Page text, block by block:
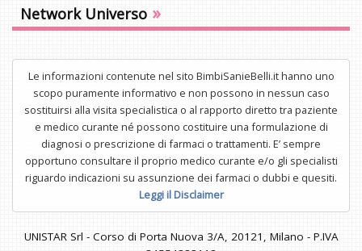
Network Universo »
Le informazioni contenute nel sito BimbiSanieBelli.it hanno uno
scopo puramente informativo e non possono in nessun caso
sostituirsi alla visita specialistica o al rapporto diretto tra paziente
e medico curante né possono costituire una formulazione di
diagnosi o prescrizione di farmaci o trattamenti. E’ sempre
opportuno consultare il proprio medico curante e/o gli specialisti
riguardo indicazioni su assunzione dei farmaci o dubbi e quesiti.
Leggi il Disclaimer
UNISTAR Srl - Corso di Porta Nuova 3/A, 20121, Milano - P.IVA